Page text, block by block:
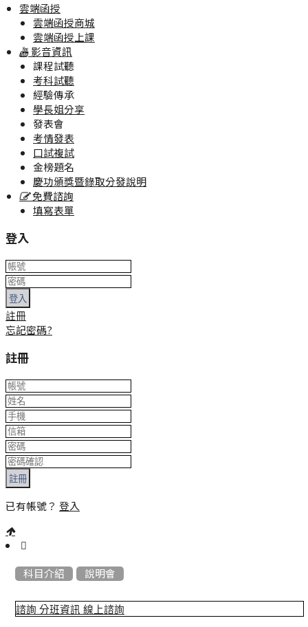
雲端函授
雲端函授商城
雲端函授上課
影音資訊
課程試聽
考科試聽
經驗傳承
學長姐分享
發表會
考情發表
口試複試
金榜題名
慶功頒獎暨錄取分發說明
免費諮詢
填寫表單
登入
登入
註冊
忘記密碼?
註冊
註冊
已有帳號？ 登入
::: 科目介紹 說明會
諮詢 分班資訊 線上諮詢